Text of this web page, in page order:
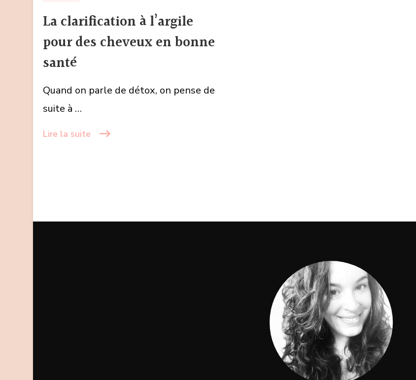
à
l’argile
pour
bonne
La clarification à l’argile
pour des cheveux en bonne
santé
Quand on parle de détox, on pense de
suite à …
Lire la suite